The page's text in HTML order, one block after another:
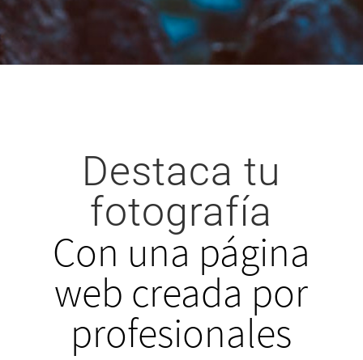
Destaca tu
fotografía
Con una página
web creada por
profesionales